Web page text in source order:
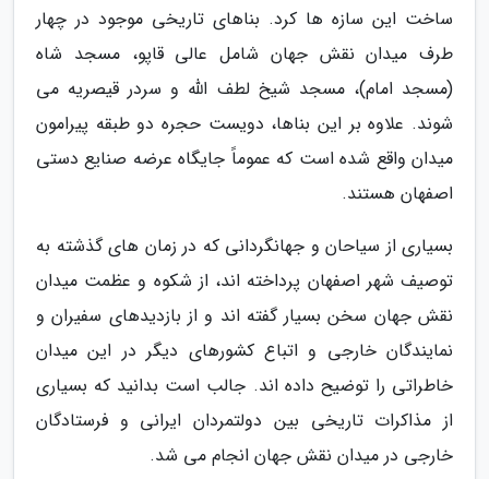
ساخت این سازه ها کرد. بناهای تاریخی موجود در چهار
طرف میدان نقش جهان شامل عالی قاپو، مسجد شاه
(مسجد امام)، مسجد شیخ لطف الله و سردر قیصریه می
شوند. علاوه بر این بناها، دویست حجره دو طبقه پیرامون
میدان واقع شده است که عموماً جایگاه عرضه صنایع دستی
اصفهان هستند.
بسیاری از سیاحان و جهانگردانی که در زمان های گذشته به
توصیف شهر اصفهان پرداخته اند، از شکوه و عظمت میدان
نقش جهان سخن بسیار گفته اند و از بازدیدهای سفیران و
نمایندگان خارجی و اتباع کشورهای دیگر در این میدان
خاطراتی را توضیح داده اند. جالب است بدانید که بسیاری
از مذاکرات تاریخی بین دولتمردان ایرانی و فرستادگان
خارجی در میدان نقش جهان انجام می شد.